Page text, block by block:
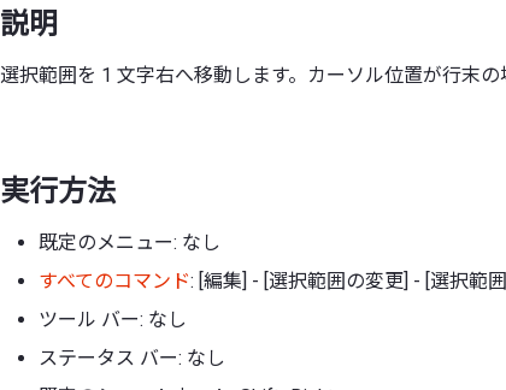
説明
選択範囲を 1 文字右へ移動します。カーソル位置が行末の
実行方法
既定のメニュー: なし
すべてのコマンド: [編集] - [選択範囲の変更] - [選択範
ツール バー: なし
ステータス バー: なし